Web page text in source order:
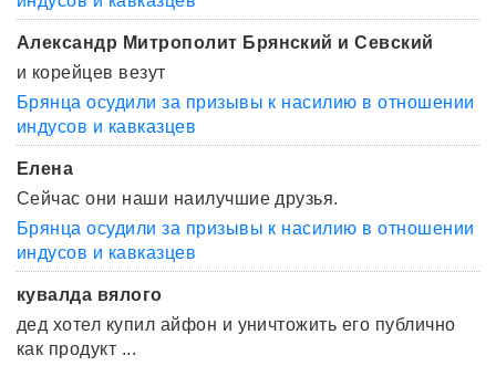
Александр Митрополит Брянский и Севский
и корейцев везут
Брянца осудили за призывы к насилию в отношении
индусов и кавказцев
Елена
Сейчас они наши наилучшие друзья.
Брянца осудили за призывы к насилию в отношении
индусов и кавказцев
кувалда вялого
дед хотел купил айфон и уничтожить его публично
как продукт ...